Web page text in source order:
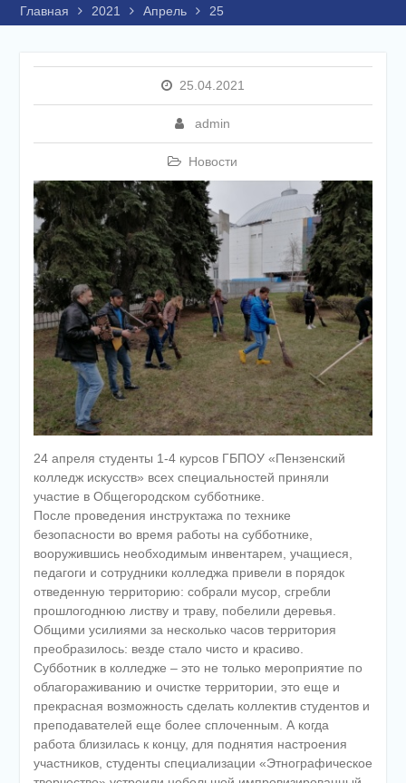
Главная 2021 Апрель 25
25.04.2021
admin
Новости
24 апреля студенты 1-4 курсов ГБПОУ «Пензенский
колледж искусств» всех специальностей приняли
участие в Общегородском субботнике.
После проведения инструктажа по технике
безопасности во время работы на субботнике,
вооружившись необходимым инвентарем, учащиеся,
педагоги и сотрудники колледжа привели в порядок
отведенную территорию: собрали мусор, сгребли
прошлогоднюю листву и траву, побелили деревья.
Общими усилиями за несколько часов территория
преобразилось: везде стало чисто и красиво.
Субботник в колледже – это не только мероприятие по
облагораживанию и очистке территории, это еще и
прекрасная возможность сделать коллектив студентов и
преподавателей еще более сплоченным. А когда
работа близилась к концу, для поднятия настроения
участников, студенты специализации «Этнографическое